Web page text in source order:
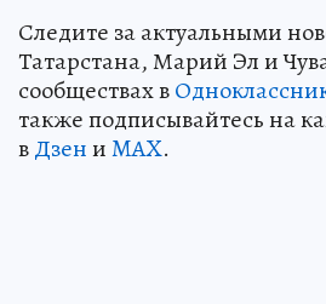
Следите за актуальными
Татарстана, Марий Эл и
сообществах в
также подписывайтесь на
вДзениMAX.